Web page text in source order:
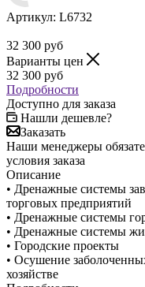
Артикул: L6732
32 300 руб
Варианты цен
32 300 руб
Подробности
Доступно для заказа
Нашли дешевле?
Заказать
Наши менеджеры
условия заказа
Описание
• Дренажные системы
торговых предприятий
• Дренажные системы
• Дренажные системы
• Городские проекты
• Осушение
хозяйстве